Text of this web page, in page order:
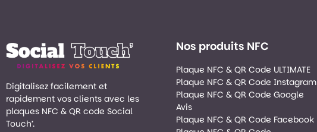
Digitalisez facilement et
rapidement vos clients avec les
plaques NFC & QR code Social
Touch’.
Nos produits NFC
Plaque NFC & QR Code ULTIMATE
Plaque NFC & QR Code Instagram
Plaque NFC & QR Code Google
Avis
Plaque NFC & QR Code Facebook